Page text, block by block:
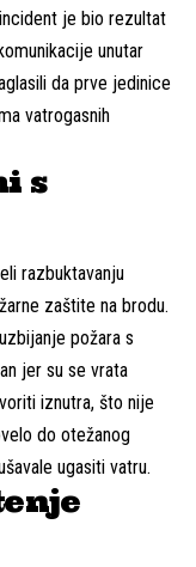
je bio rezultat
unutar
da prve jedinice
vatrogasnih
s
razbuktavanju
zaštite na brodu.
požara s
jer su se vrata
iznutra, što nije
do otežanog
ugasiti vatru.